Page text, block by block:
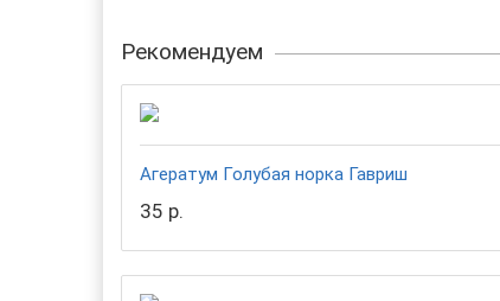
Рекомендуем
Агератум Голубая норка Гавриш
35 р.